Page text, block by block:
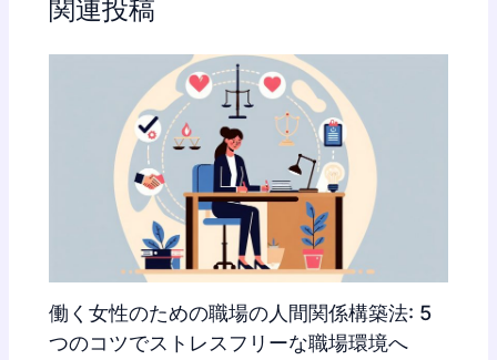
関連投稿
働く女性のための職場の人間関係構築法: 5
つのコツでストレスフリーな職場環境へ